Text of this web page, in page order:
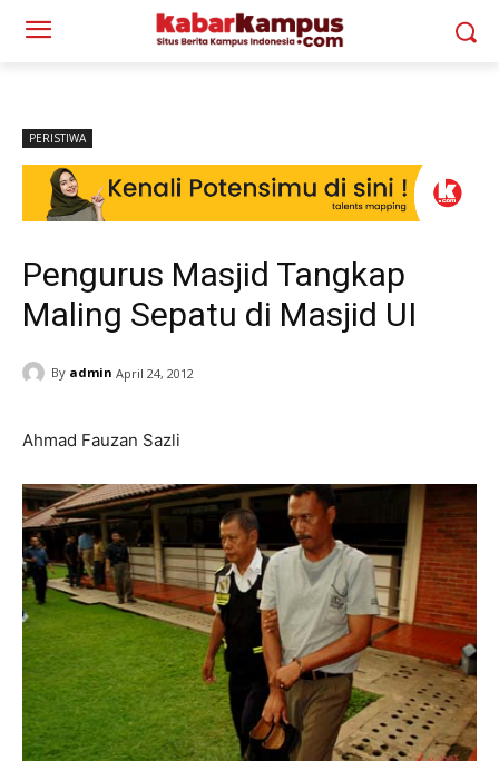
PERISTIWA
Pengurus Masjid Tangkap
Maling Sepatu di Masjid UI
By admin April 24, 2012
Ahmad Fauzan Sazli